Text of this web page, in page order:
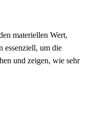
materiellen Wert,
essenziell, um die
und zeigen, wie sehr